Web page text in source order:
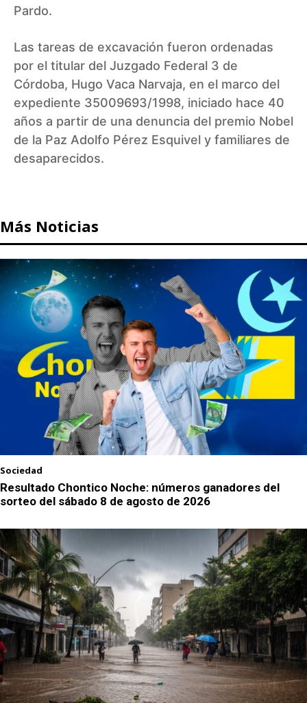
Pardo.
Las tareas de excavación fueron ordenadas
por el titular del Juzgado Federal 3 de
Córdoba, Hugo Vaca Narvaja, en el marco del
expediente 35009693/1998, iniciado hace 40
años a partir de una denuncia del premio Nobel
de la Paz Adolfo Pérez Esquivel y familiares de
desaparecidos.
Más Noticias
Sociedad
Resultado Chontico Noche: números ganadores del
sorteo del sábado 8 de agosto de 2026